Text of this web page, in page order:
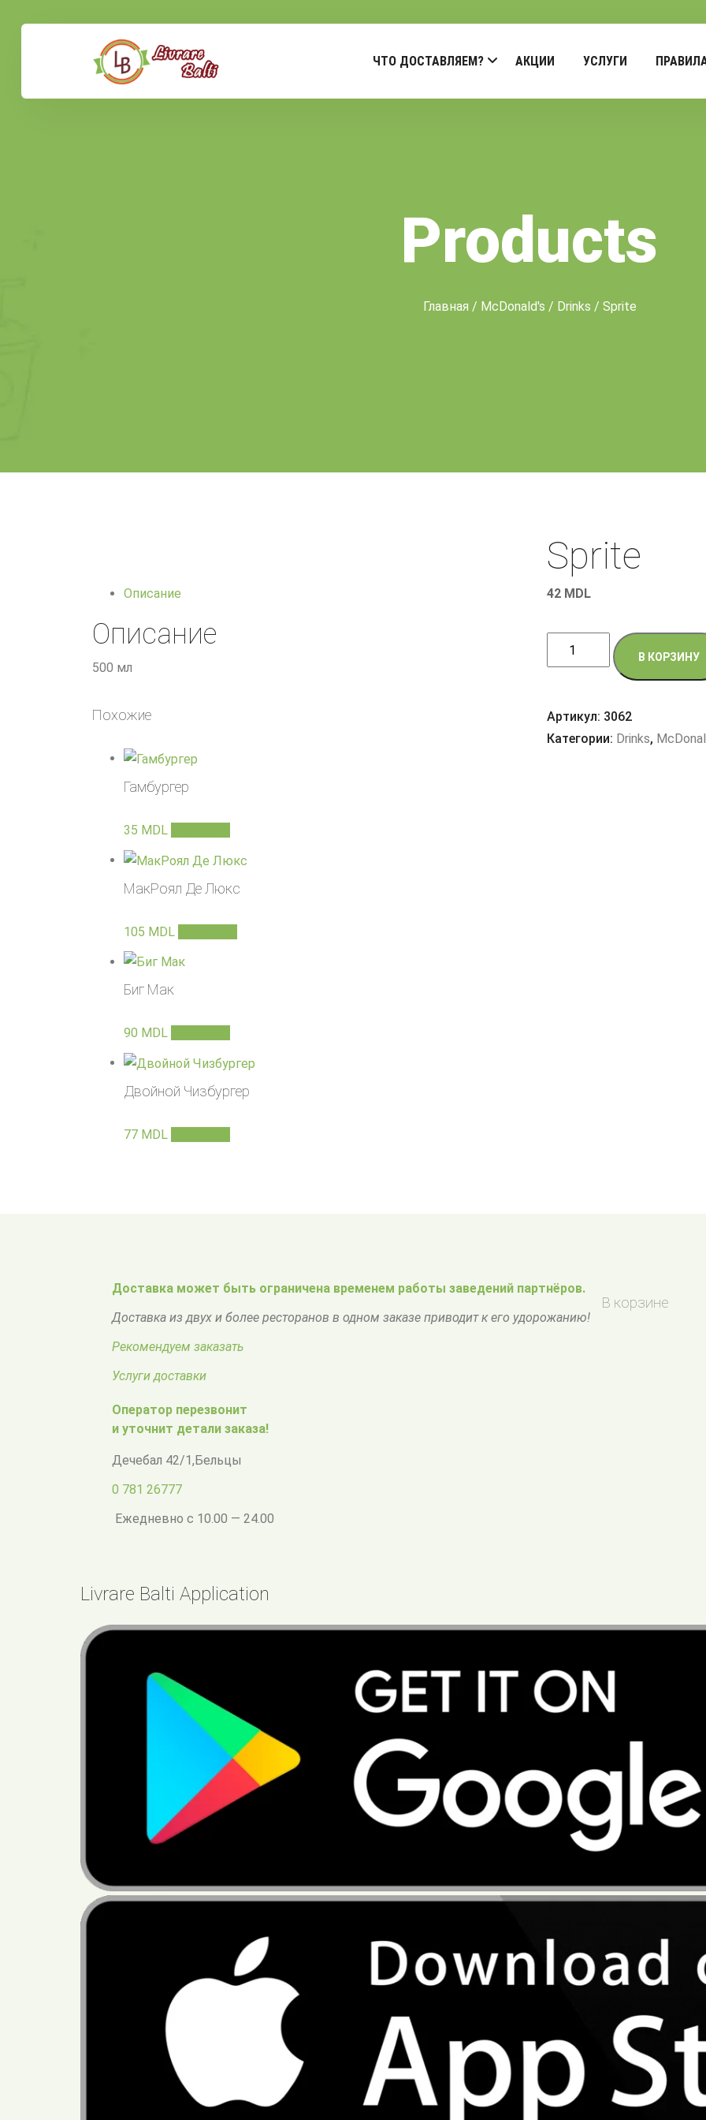
ЧТО ДОСТАВЛЯЕМ? АКЦИИ УСЛУГИ
Products
Главная / McDonald's / Drinks / Sprite
Sprite
42 MDL
Количество
товара
В КОРЗИНУ
Артикул: 3062
Категории: Drinks,
Описание
Описание
500 мл
Похожие
Гамбургер
35 MDL
МакРоял Де Люкс
105 MDL
Биг Мак
90 MDL
Двойной Чизбургер
77 MDL
Доставка может быть ограничена временем работы заведений партнёров.
Доставка из двух и более ресторанов в одном заказе приводит к его удорожанию!
Рекомендуем заказать
Услуги доставки
Оператор перезвонит
и уточнит детали заказа!
Дечебал 42/1,Бельцы
0 781 26777
Ежедневно с 10.00 — 24.00
В корзине
Livrare Balti Application